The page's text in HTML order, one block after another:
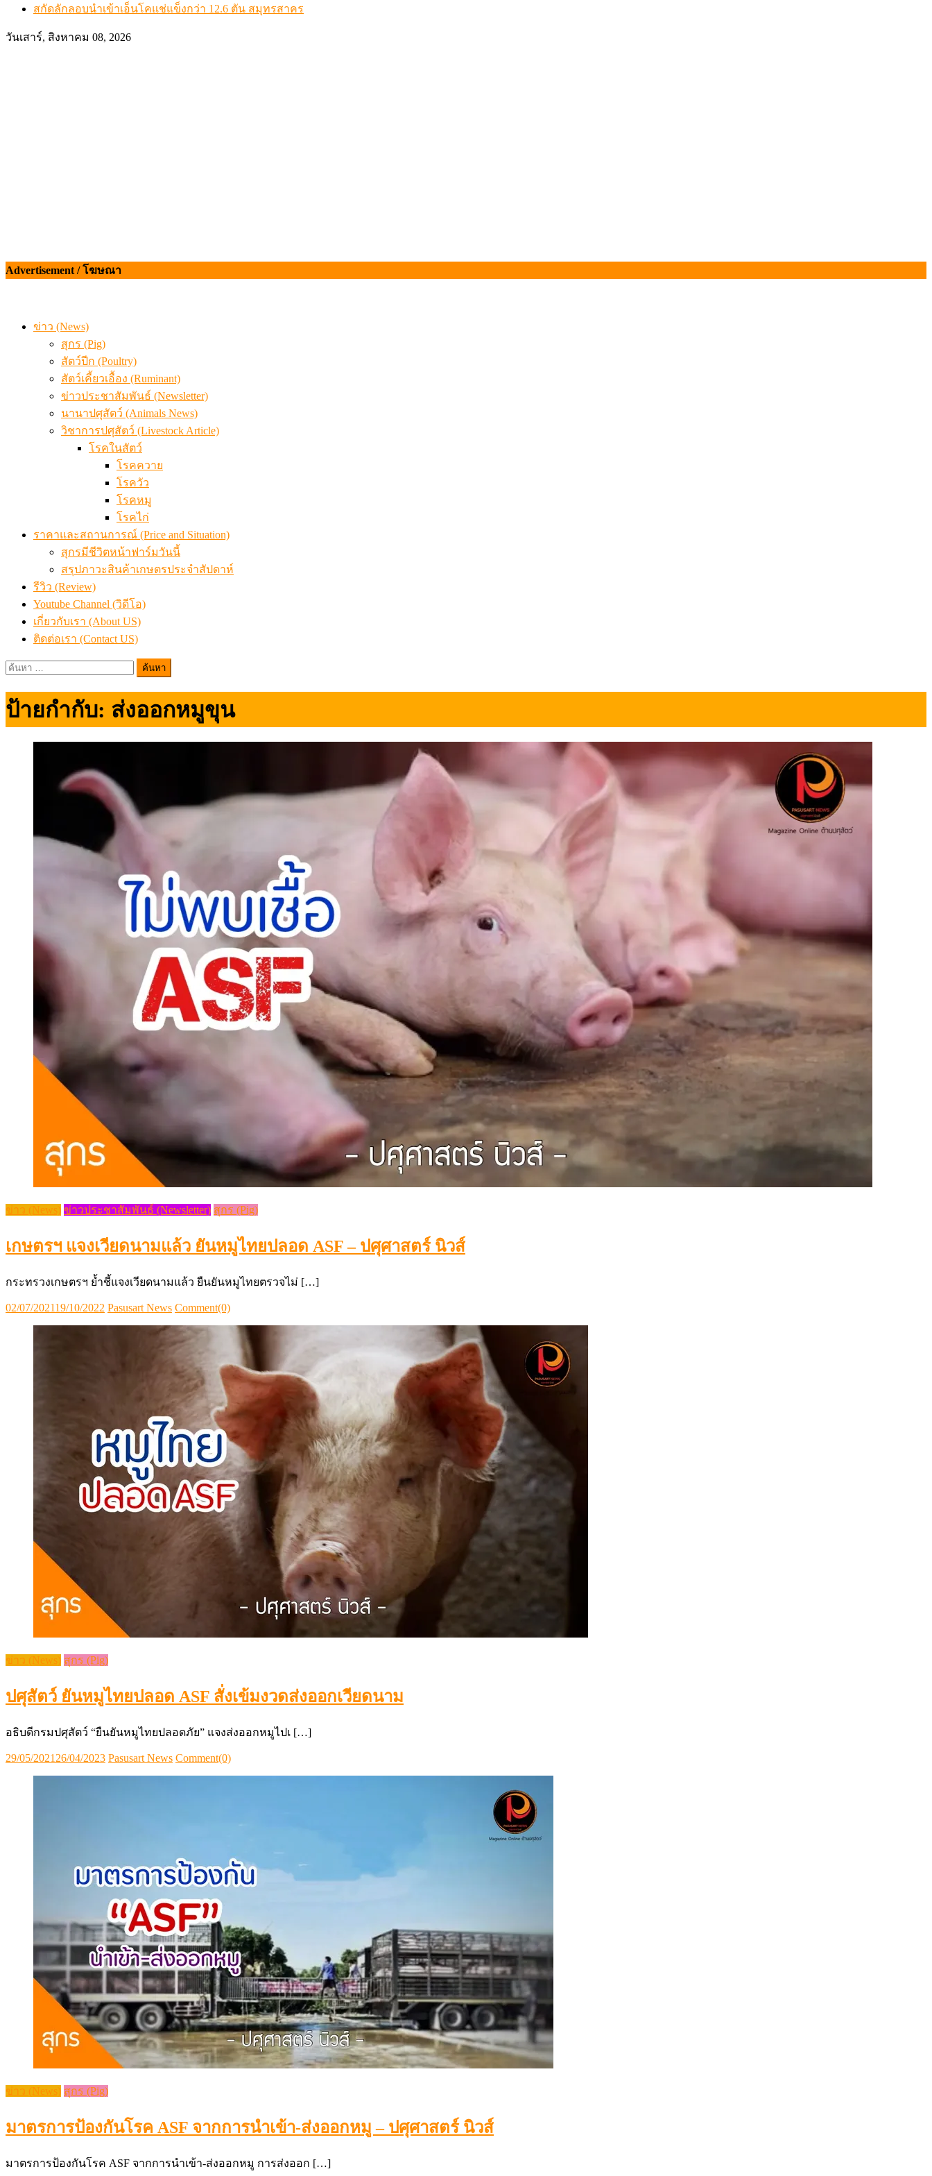
สกัดลักลอบนำเข้าเอ็นโคแช่แข็งกว่า 12.6 ตัน สมุทรสาคร
วันเสาร์, สิงหาคม 08, 2026
Advertisement / โฆษณา
ข่าว (News)
สุกร (Pig)
สัตว์ปีก (Poultry)
สัตว์เคี้ยวเอื้อง (Ruminant)
ข่าวประชาสัมพันธ์ (Newsletter)
นานาปศุสัตว์ (Animals News)
วิชาการปศุสัตว์ (Livestock Article)
โรคในสัตว์
โรคควาย
โรควัว
โรคหมู
โรคไก่
ราคาและสถานการณ์ (Price and Situation)
สุกรมีชีวิตหน้าฟาร์มวันนี้
สรุปภาวะสินค้าเกษตรประจำสัปดาห์
รีวิว (Review)
Youtube Channel (วิดีโอ)
เกี่ยวกับเรา (About US)
ติดต่อเรา (Contact US)
ค้นหา
ป้ายกำกับ: ส่งออกหมูขุน
ข่าว (News) ข่าวประชาสัมพันธ์ (Newsletter) สุกร (Pig)
เกษตรฯ แจงเวียดนามแล้ว ยันหมูไทยปลอด ASF – ปศุศาสตร์ นิวส์
กระทรวงเกษตรฯ ย้ำชี้แจงเวียดนามแล้ว ยืนยันหมูไทยตรวจไม่ […]
Posted
02/07/202119/10/2022 Author
Pasusart News Comment(0)
ข่าว (News) สุกร (Pig)
ปศุสัตว์ ยันหมูไทยปลอด ASF สั่งเข้มงวดส่งออกเวียดนาม
อธิบดีกรมปศุสัตว์ “ยืนยันหมูไทยปลอดภัย” แจงส่งออกหมูไปเ […]
Posted
29/05/2021 26/04/2023 Author
Pasusart News Comment(0)
ข่าว (News) สุกร (Pig)
มาตรการป้องกันโรค ​ASF จากการนำเข้า-ส่งออกหมู – ปศุศาสตร์ นิวส์
มาตรการป้องกันโรค ​ASF จากการนำเข้า-ส่งออกหมู การส่งออก […]